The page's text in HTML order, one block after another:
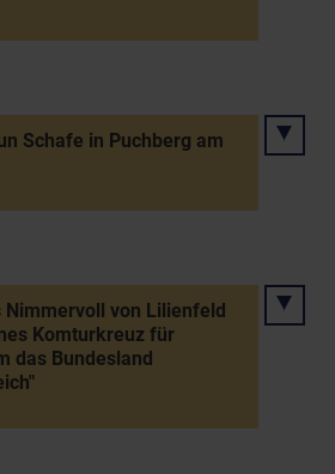
Schafe in Puchberg am
Nimmervoll von Lilienfeld
Komturkreuz für
das Bundesland